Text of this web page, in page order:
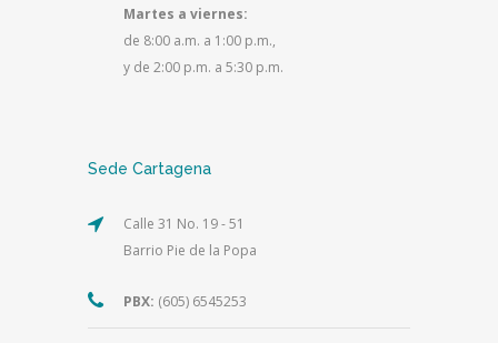
Martes a viernes:
de 8:00 a.m. a 1:00 p.m.,
y de 2:00 p.m. a 5:30 p.m.
Sede Cartagena
Calle 31 No. 19 - 51
Barrio Pie de la Popa
PBX: (605) 6545253